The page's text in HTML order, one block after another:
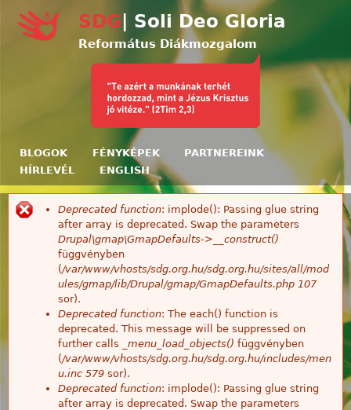
Ugrás a tartalomra
SDG | Soli Deo Gloria
Református Diákmozgalom
BLOGOK FÉNYKÉPEK
PARTNEREINK
HÍRLEVÉL
ENGLISH
Hibaüzenet
Deprecated function: implode(): Passing glue string
after array is deprecated. Swap the parameters
Drupal\gmap\GmapDefaults->__construct()
függvényben
(/var/www/vhosts/sdg.org.hu/sdg.org.hu/sites/all/mod
ules/gmap/lib/Drupal/gmap/GmapDefaults.php 107
sor).
Deprecated function: The each() function is
deprecated. This message will be suppressed on
further calls
_menu_load_objects() függvényben
(/var/www/vhosts/sdg.org.hu/sdg.org.hu/includes/men
u.inc 579 sor).
Deprecated function: implode(): Passing glue string
after array is deprecated. Swap the parameters